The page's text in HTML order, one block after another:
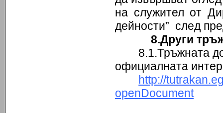
на служител от
дейности” след
8.Други
8.1.Тръжната
официалната
http://
openDocument